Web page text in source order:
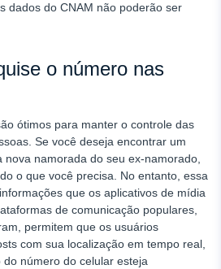
dados do CNAM não poderão ser
o número nas
ótimos para manter o controle das
Se você deseja encontrar um
nova namorada do seu ex-namorado,
o que você precisa. No entanto, essa
que os aplicativos de mídia
de comunicação populares,
permitem que os usuários
com sua localização em tempo real,
número do celular esteja